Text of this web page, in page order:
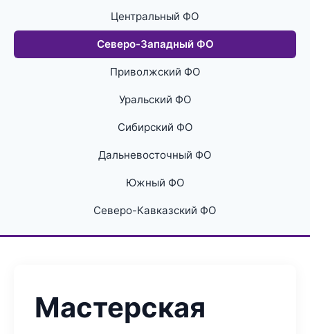
Центральный ФО
Северо-Западный ФО
Приволжский ФО
Уральский ФО
Сибирский ФО
Дальневосточный ФО
Южный ФО
Северо-Кавказский ФО
Мастерская